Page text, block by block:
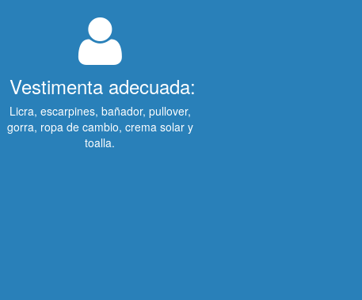
Vestimenta adecuada:
Licra, escarpines, bañador, pullover,
gorra, ropa de cambio, crema solar y
toalla.